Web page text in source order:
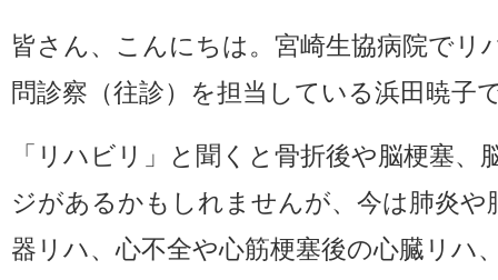
皆さん、こんにちは。宮崎生協病院でリ
問診察（往診）を担当している浜田暁子
「リハビリ」と聞くと骨折後や脳梗塞、
ジがあるかもしれませんが、今は肺炎や
器リハ、心不全や心筋梗塞後の心臓リハ